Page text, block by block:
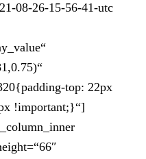
08-26-15-56-41-utc
top: 22px
!important;}“]